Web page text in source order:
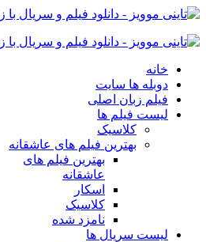
خانه
دوبله ها سایت
فیلم زبان اصلی
لیست فیلم ها
کلاسیک
بهترین فیلم های عاشقانه
بهترین فیلم های
عاشقانه
اسکار
کلاسیک
نامزد شده
لیست سریال ها